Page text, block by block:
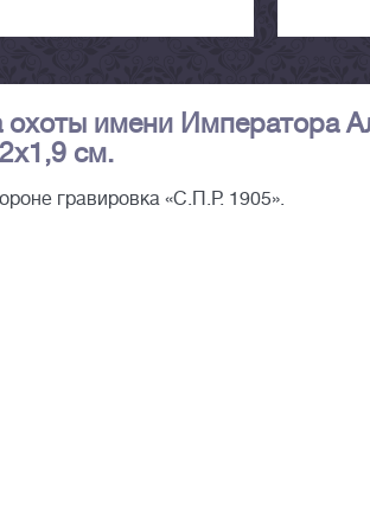
имени Императора
см.
гравировка «С.П.Р. 1905».